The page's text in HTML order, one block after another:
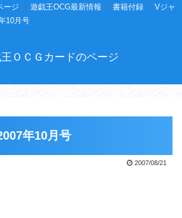
ージ 遊戯王OCG最新情報 書籍付録
Vジャ
10月号
ＯＣＧカードのページ
年10月号
2007/08/21